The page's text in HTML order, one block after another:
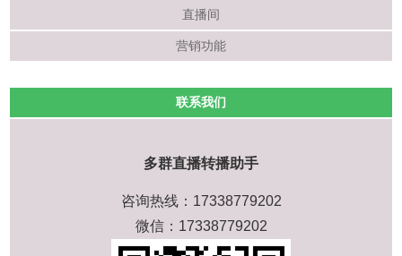
直播间
营销功能
联系我们
多群直播转播助手
咨询热线：17338779202
微信：17338779202